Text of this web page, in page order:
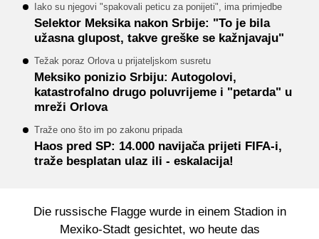
Iako su njegovi "spakovali peticu za ponijeti", ima primjedbe
Selektor Meksika nakon Srbije: "To je bila
užasna glupost, takve greške se kažnjavaju"
Težak poraz Orlova u prijateljskom susretu
Meksiko ponizio Srbiju: Autogolovi,
katastrofalno drugo poluvrijeme i "petarda" u
mreži Orlova
Traže ono što im po zakonu pripada
Haos pred SP: 14.000 navijača prijeti FIFA-i,
traže besplatan ulaz ili - eskalacija!
Die russische Flagge wurde in einem Stadion in
Mexiko-Stadt gesichtet, wo heute das